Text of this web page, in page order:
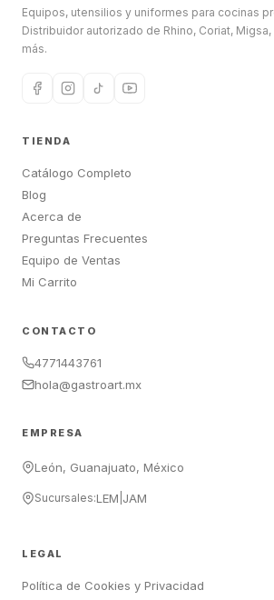
Equipos, utensilios y uniformes para cocinas
Distribuidor autorizado de Rhino, Coriat,
más.
TIENDA
Catálogo Completo
Blog
Acerca de
Preguntas Frecuentes
Equipo de Ventas
Mi Carrito
CONTACTO
4771443761
hola@gastroart.mx
EMPRESA
León, Guanajuato, México
Sucursales:LEM JAM
LEGAL
Política de Cookies y Privacidad